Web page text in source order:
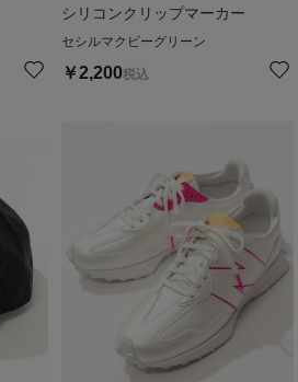
シリコンクリップマーカー
セシルマクビーグリーン
￥2,200税込